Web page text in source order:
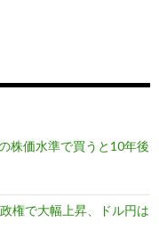
株価水準で買うと10年後
権で大幅上昇、ドル円は